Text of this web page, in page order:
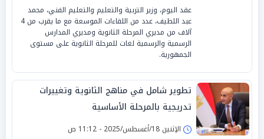
عقد اليوم، وزير التربية والتعليم والتعليم الفني، محمد
عبد اللطيف، عدد من اللقاءات الموسعة مع ما يقرب من 4
آلاف من مديري المرحلة الثانوية ومديري المدارس
الرسمية والرسمية لغات للمرحلة الثانوية على مستوى
الجمهورية.
تطوير شامل في مناهج الثانوية وتغييرات
تدريجية بالمرحلة الأساسية
الإثنين 18/أغسطس/2025 - 11:12 ص